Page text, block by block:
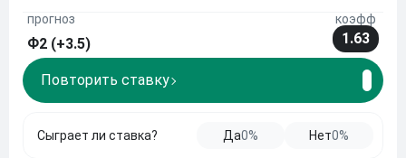
только в финале. В свою очередь Иржи Лехечка
не слишком стабилен, и считаем, чт
прогноз
Ф2 (+3.5)
коэфф
1.63
Повторить ставку
Сыграет ли ставка? Да0% Нет0%